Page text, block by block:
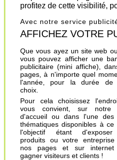
profitez de cette visibilité,
Avec notre service
AFFICHEZ VOTRE
Que vous ayez un site web
vous pouvez afficher une
publicitaire (mini affiche),
pages, à n'importe quel
l'année, pour la durée de
choix.
Pour cela choisissez
vous convient, sur notre
d'accueil ou dans l'une des
thématiques disponibles à ce
l'objectif étant
produits ou votre entreprise
nos pages et sur internet
gagner visiteurs et clients !